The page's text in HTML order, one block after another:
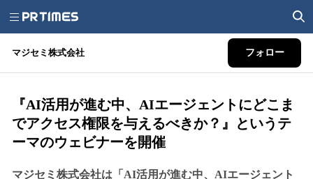
マジセミ株式会社 フォロー
『AI活用が進む中、AIエージェントにどこま
でアクセス権限を与えるべきか？』というテ
ーマのウェビナーを開催
マジセミ株式会社は「AI活用が進む中、AIエージェント